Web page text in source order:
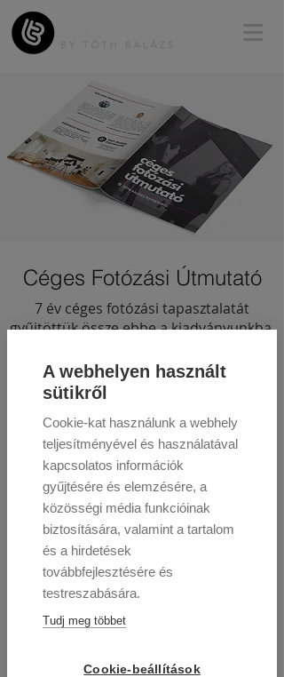
A webhelyen használt
sütikről
Cookie-kat használunk a webhely
teljesítményével és használatával
kapcsolatos információk
gyűjtésére és elemzésére, a
közösségi média funkcióinak
biztosítására, valamint a tartalom
és a hirdetések
továbbfejlesztésére és
testreszabására.
Tudj meg többet
Cookie-beállítások
7 év céges fotózási tapasztalatát
gyűjtöttük össze ebbe a kiadványunkba.
elküldjük emailben a dokumentumot!
Céges Fotózási Útmutató